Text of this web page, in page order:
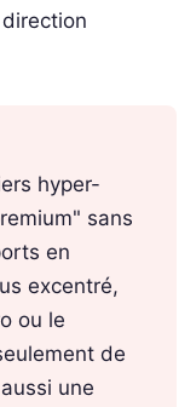
hyper-
sans
en
excentré,
ou le
de
une